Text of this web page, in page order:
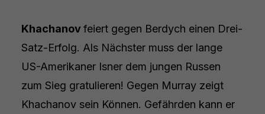
Khachanovfeiert gegen Berdych einen Drei-
Satz-Erfolg. Als Nächster muss der lange
US-Amerikaner Isner dem jungen Russen
zum Sieg gratulieren! Gegen Murray zeigt
Khachanov sein Können. Gefährden kann er